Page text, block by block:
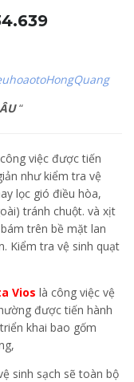
“
việc được tiến
như kiểm tra vệ
lọc gió điều hòa,
tránh chuột. và xịt
trên bề mặt lan
Kiểm tra vệ sinh quạt
Vios là công việc vệ
được tiến hành
khai bao gốm
sinh sạch sẽ toàn bộ